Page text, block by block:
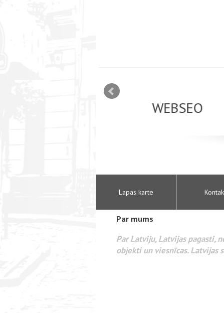
WEBSEO
Lapas karte
Par mums
Par Latviju, Latvijas pagasti,
objekti un viesnīcas.